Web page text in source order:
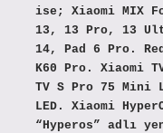
ise; Xiaomi MIX
13, 13 Pro, 13
14, Pad 6 Pro.
K60 Pro. Xiaomi
TV S Pro 75 Mini
LED. Xiaomi
“Hyperos” adlı